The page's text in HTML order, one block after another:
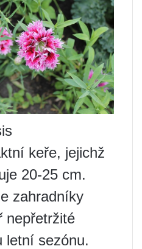
keře, jejichž
20-25 cm.
zahradníky
nepřetržité
letní sezónu.